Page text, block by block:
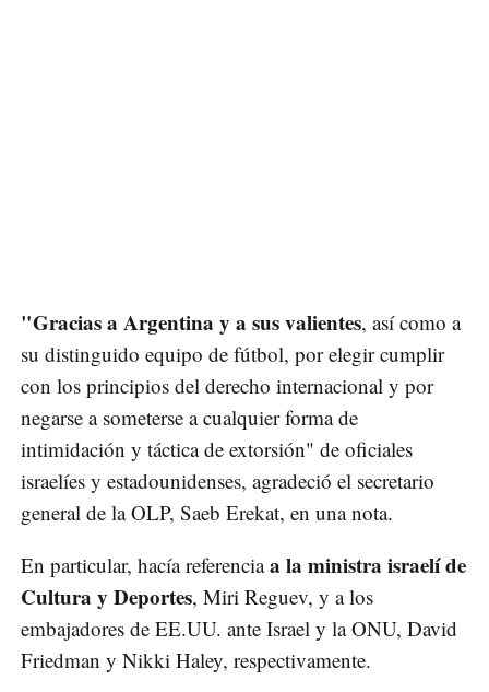
"Gracias a Argentina y a sus valientes, así como a
su distinguido equipo de fútbol, por elegir cumplir
con los principios del derecho internacional y por
negarse a someterse a cualquier forma de
intimidación y táctica de extorsión" de oficiales
israelíes y estadounidenses, agradeció el secretario
general de la OLP, Saeb Erekat, en una nota.
En particular, hacía referenciaa la ministra israelí de
Cultura y Deportes, Miri Reguev, y a los
embajadores de EE.UU. ante Israel y la ONU, David
Friedman y Nikki Haley, respectivamente.